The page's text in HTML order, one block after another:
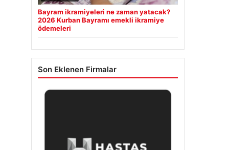
Bayram ikramiyeleri ne zaman yatacak?
2026 Kurban Bayramı emekli ikramiye
ödemeleri
Son Eklenen Firmalar